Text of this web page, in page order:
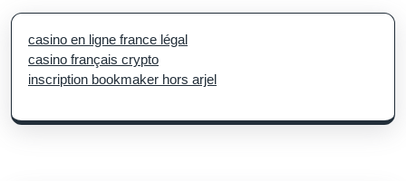
casino en ligne france légal
casino français crypto
inscription bookmaker hors arjel